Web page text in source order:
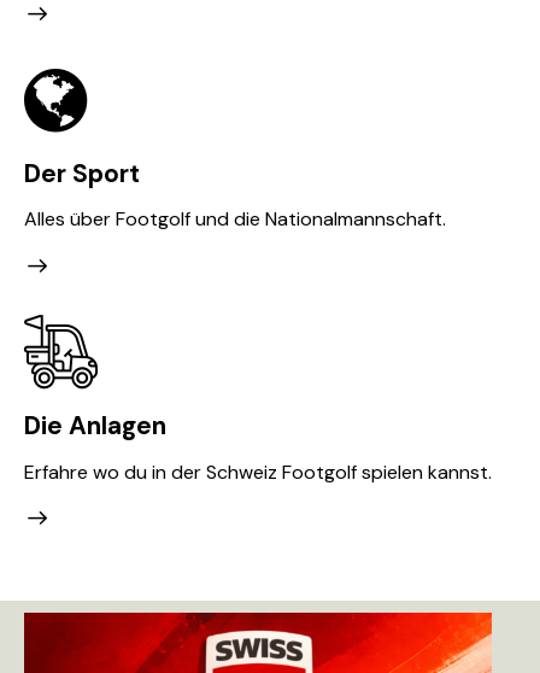
Der Sport
Alles über Footgolf und die Nationalmannschaft.
Die Anlagen
Erfahre wo du in der Schweiz Footgolf spielen kannst.